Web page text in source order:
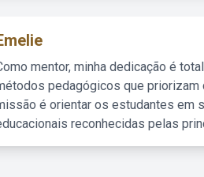
mentor, minha dedicação é
pedagógicos que priorizam
é orientar os estudantes em
reconhecidas pelas